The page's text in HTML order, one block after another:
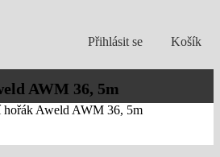
Košík
Přihlásit se
AWM 36, 5m